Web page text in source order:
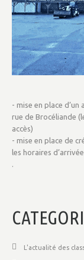
- mise en place
rue de Brocéliande
accès)
- mise en place de
les horaires
.
L'actualité des